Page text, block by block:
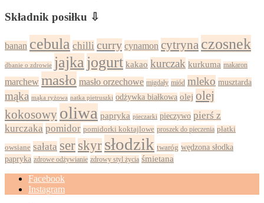
Składnik posiłku ⇩
banan cebula chilli curry cynamon cytryna czosnek
dbanie o zdrowie jajka jogurt kakao kurczak kurkuma makaron
marchew masło masło orzechowe migdały miód mleko musztarda
mąka mąka ryżowa natka pietruszki odżywka białkowa olej olej
kokosowy oliwa papryka pieczarki pieczywo pierś z
kurczaka pomidor pomidorki koktajlowe proszek do pieczenia płatki
owsiane sałata ser skyr słodzik twaróg wędzona słodka
papryka zdrowe odżywianie zdrowy styl życia śmietana
Facebook
Instagram